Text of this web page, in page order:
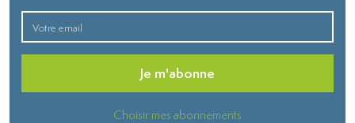
Je m'abonne
Choisir mes abonnements